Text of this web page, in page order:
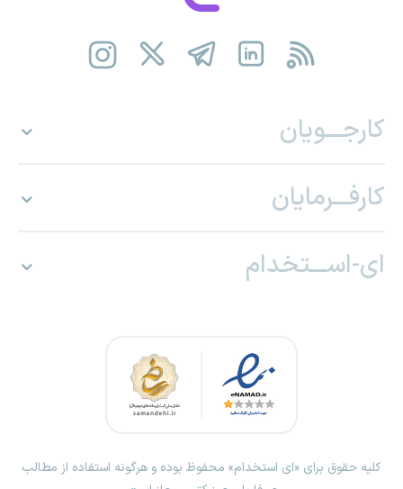
کارجـــویان
کارفـــرمایان
ای-اســـتخدام
کلیه حقوق برای «ای استخدام» محفوظ بوده و هرگونه استفاده از مطالب